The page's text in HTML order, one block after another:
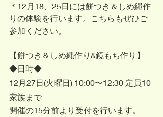
＊12月18、25日には餅つき＆しめ縄作
りの体験を行います。こちらもぜひご
参加ください。
【餅つき＆しめ縄作り&鏡もち作り】
◆日時◆
12月27日(火曜日) 10:00〜12:30 定員10
家族まで
開催の15分前より受付を行います。